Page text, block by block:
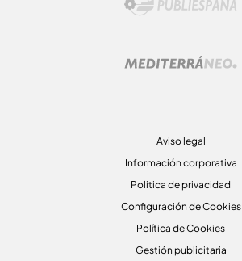
Aviso legal
Información corporativa
Politica de privacidad
Configuración de Cookies
Política de Cookies
Gestión publicitaria